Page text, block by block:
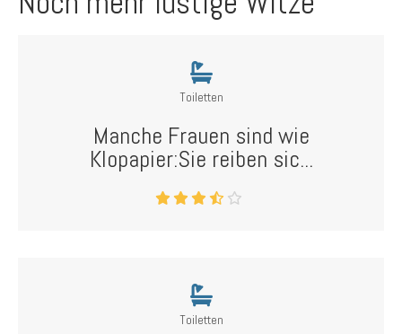
Toiletten
Manche Frauen sind wie
Klopapier:Sie reiben sic...
Toiletten